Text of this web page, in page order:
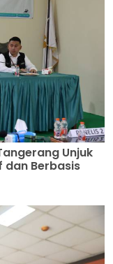
Unjuk
dan Berbasis